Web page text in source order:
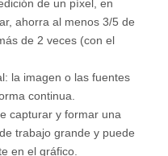
de un píxel, en
ahorra al menos 3/5 de
de 2 veces (con el
la imagen o las fuentes
continua.
capturar y formar una
trabajo grande y puede
en el gráfico.